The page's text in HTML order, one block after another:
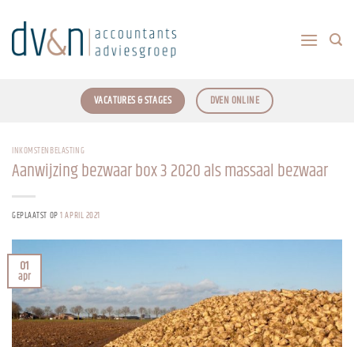
naar
inhoud
VACATURES & STAGES DVEN ONLINE
INKOMSTENBELASTING
Aanwijzing bezwaar box 3 2020 als massaal bezwaar
GEPLAATST OP1 APRIL 2021
01
apr